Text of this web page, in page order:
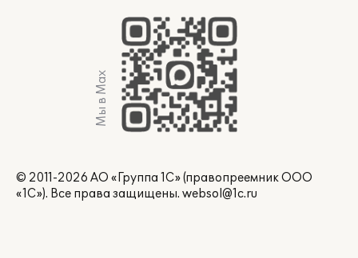
Мы в Max
© 2011-2026 АО «Группа 1С» (правопреемник ООО
«1С»). Все права защищены. websol@1c.ru